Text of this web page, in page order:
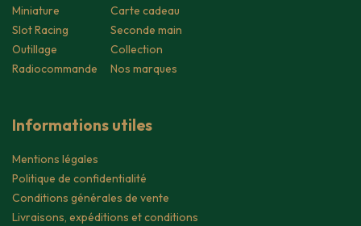
Miniature
Slot Racing
Outillage
Radiocommande
Carte cadeau
Seconde main
Collection
Nos marques
Informations utiles
Mentions légales
Politique de confidentialité
Conditions générales de vente
Livraisons, expéditions et conditions